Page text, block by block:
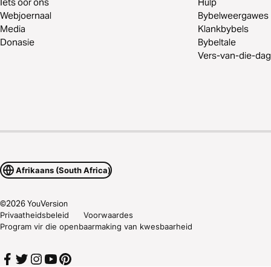
Webjoernaal
Media
Donasie
Bybelweergawes
Klankbybels
Bybeltale
Vers-van-die-dag
Afrikaans (South Africa)
©2026YouVersion
Privaatheidsbeleid
Voorwaardes
Program vir die openbaarmaking van kwesbaarheid